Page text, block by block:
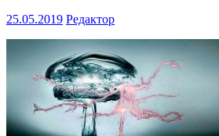
25.05.2019 Редактор